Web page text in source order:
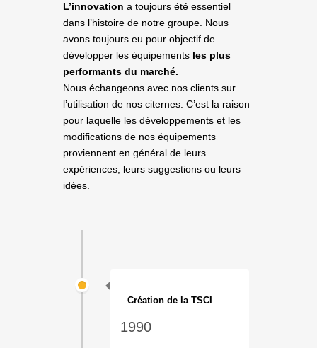
L’innovation a toujours été essentiel
dans l’histoire de notre groupe. Nous
avons toujours eu pour objectif de
développer les équipements les plus
performants du marché.
Nous échangeons avec nos clients sur
l’utilisation de nos citernes. C’est la raison
pour laquelle les développements et les
modifications de nos équipements
proviennent en général de leurs
expériences, leurs suggestions ou leurs
idées.
Création de la TSCI
1990